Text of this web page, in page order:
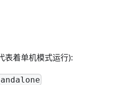
着单机模式运行):